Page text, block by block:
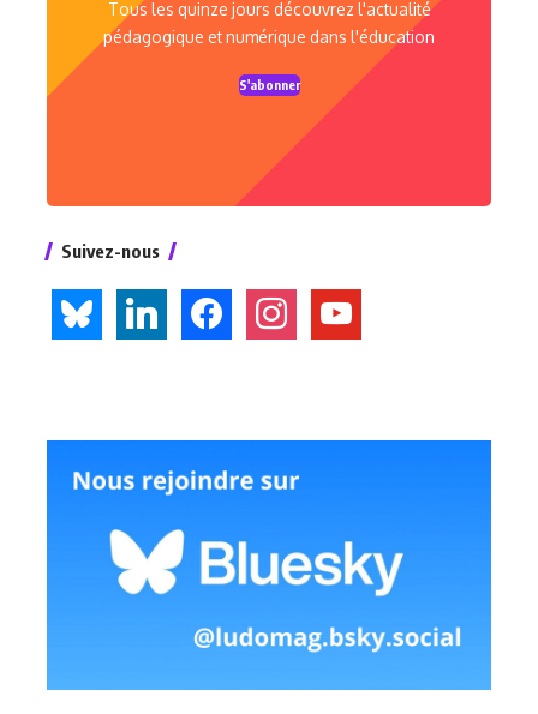
Tous les quinze jours découvrez l'actualité
pédagogique et numérique dans l'éducation
S'abonner
Suivez-nous